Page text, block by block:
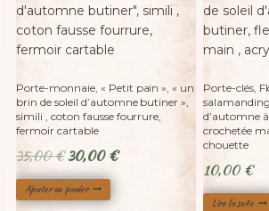
Porte-monnaie, « Petit pain », « un
brin de soleil d’automne butiner »,
simili , coton fausse fourrure,
fermoir cartable
35,00€ Le
prix
initial
30,00€Le
Ajouter au panier
Adopté
Porte-clés,
d’automne
crochetée
chouette
10,00 €
Lire la suite